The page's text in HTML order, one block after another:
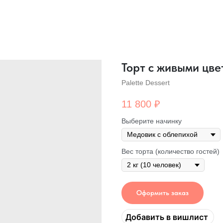
Торт с живыми
Palette Dessert
11 800 ₽
Выберите начинку
Вес торта (количество гостей)
Оформить заказ
Добавить в вишлист